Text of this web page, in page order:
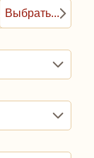
Выбрать...